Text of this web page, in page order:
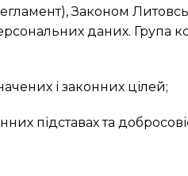
Законом
даних.
і законних цілей;
підставах та